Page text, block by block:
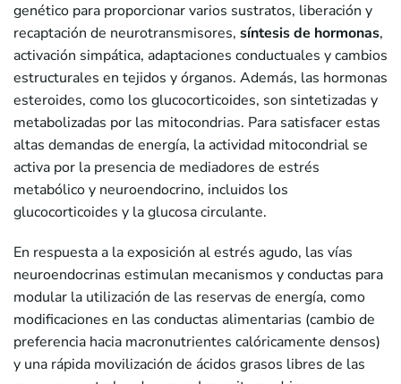
genético para proporcionar varios sustratos, liberación y
recaptación de neurotransmisores, síntesis de hormonas,
activación simpática, adaptaciones conductuales y cambios
estructurales en tejidos y órganos. Además, las hormonas
esteroides, como los glucocorticoides, son sintetizadas y
metabolizadas por las mitocondrias. Para satisfacer estas
altas demandas de energía, la actividad mitocondrial se
activa por la presencia de mediadores de estrés
metabólico y neuroendocrino, incluidos los
glucocorticoides y la glucosa circulante.
En respuesta a la exposición al estrés agudo, las vías
neuroendocrinas estimulan mecanismos y conductas para
modular la utilización de las reservas de energía, como
modificaciones en las conductas alimentarias (cambio de
preferencia hacia macronutrientes calóricamente densos)
y una rápida movilización de ácidos grasos libres de las